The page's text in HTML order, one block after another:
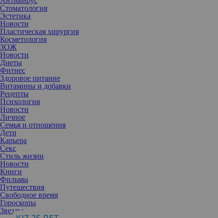
Стоматология
Эстетика
Новости
Пластическая хирургия
Косметология
ЗОЖ
Новости
Диеты
Фитнес
Здоровое питание
Витамины и добавки
Рецепты
Психология
Новости
Личное
Семья и отношения
Дети
Карьера
Секс
Стиль жизни
Новости
Книги
Фильмы
Путешествия
Свободное время
Гороскопы
Звезды
Для тех, кто следит за инновациями и спешит испробовать на
себе их несомненно эффективное действие, предлагаем
ознакомиться с последними новинками. Формулы этих средств
гармонично сочетают в себе научные достижения и силу
природных компонентов.
Вдвое чище
Французская лаборатория